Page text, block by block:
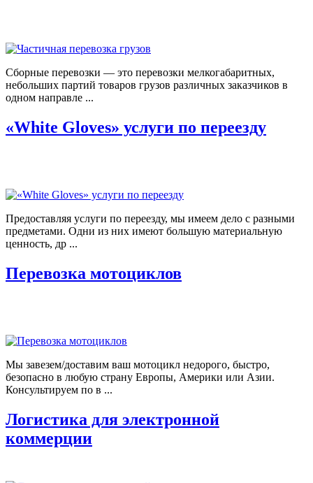
Сборные перевозки — это перевозки мелкогабаритных,
небольших партий товаров грузов различных заказчиков в
одном направле ...
«White Gloves» услуги по переезду
Предоставляя услуги по переезду, мы имеем дело с разными
предметами. Одни из них имеют большую материальную
ценность, др ...
Перевозка мотоциклов
Мы завезем/доставим ваш мотоцикл недорого, быстро,
безопасно в любую страну Европы, Америки или Азии.
Консультируем по в ...
Логистика для электронной
коммерции